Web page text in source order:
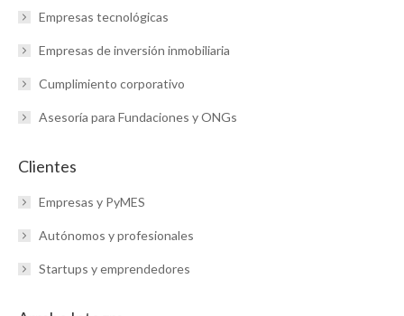
Empresas tecnológicas
Empresas de inversión inmobiliaria
Cumplimiento corporativo
Asesoría para Fundaciones y ONGs
Clientes
Empresas y PyMES
Autónomos y profesionales
Startups y emprendedores